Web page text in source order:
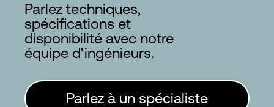
Parlez techniques,
spécifications et
disponibilité avec notre
équipe d'ingénieurs.
Parlez à un spécialiste